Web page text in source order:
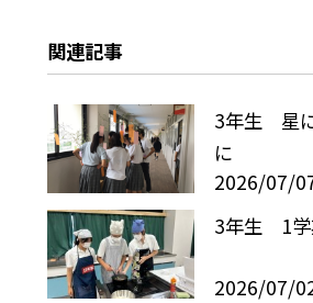
関連記事
3年生 星
に
2026/07/
3年生 1
2026/07/